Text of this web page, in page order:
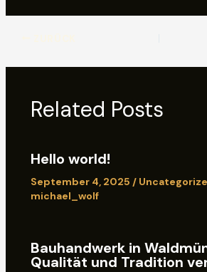
Related Posts
Hello world!
September 4, 2025 /
michael_wolf
Bauhandwerk in
Qualität und Tradition